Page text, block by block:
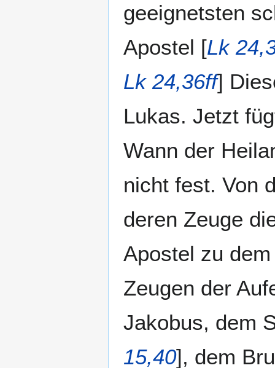
geeignetsten
Apostel [Lk
Lk 24,36ff]
Lukas. Jetzt
Wann der
nicht fest. Von
deren Zeuge
Apostel zu
Zeugen der
Jakobus, dem
15,40], dem